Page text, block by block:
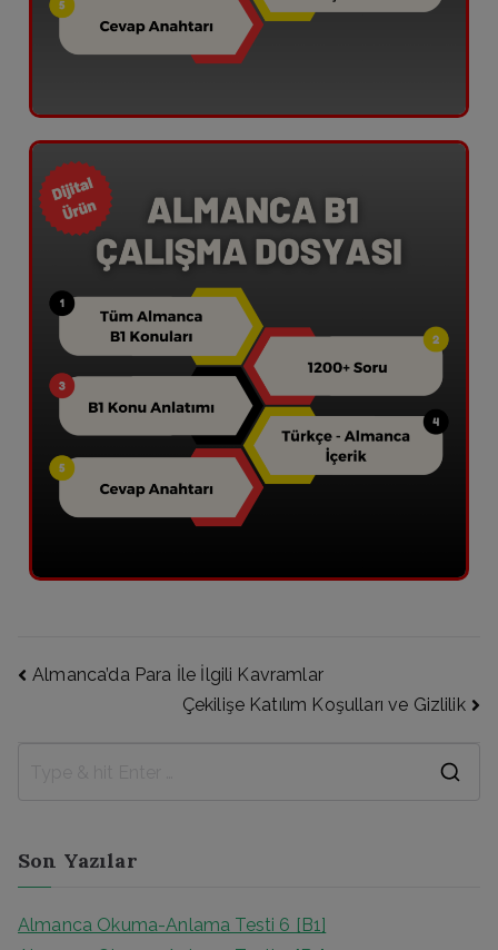
Almanca’da Para İle İlgili Kavramlar
Çekilişe Katılım Koşulları ve Gizlilik
Son Yazılar
Almanca Okuma-Anlama Testi 6 [B1]